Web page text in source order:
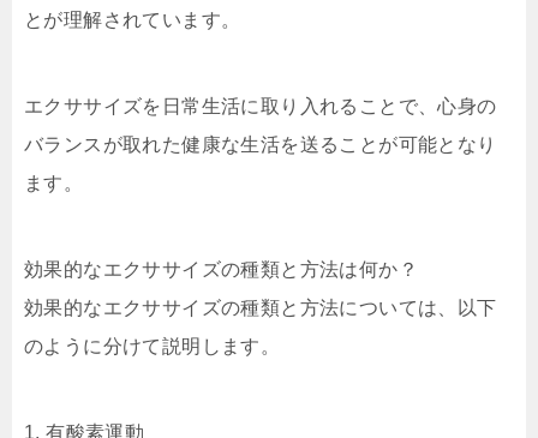
とが理解されています。
エクササイズを日常生活に取り入れることで、心身の
バランスが取れた健康な生活を送ることが可能となり
ます。
効果的なエクササイズの種類と方法は何か？
効果的なエクササイズの種類と方法については、以下
のように分けて説明します。
1. 有酸素運動